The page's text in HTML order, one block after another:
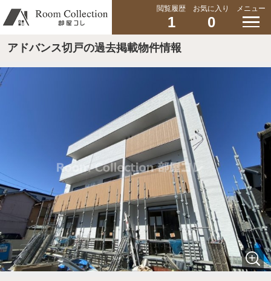
閲覧履歴
1
お気に入り
0
メニュー
アドバンス切戸の過去掲載物件情報